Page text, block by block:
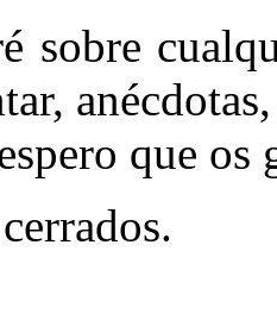
sobre
que os